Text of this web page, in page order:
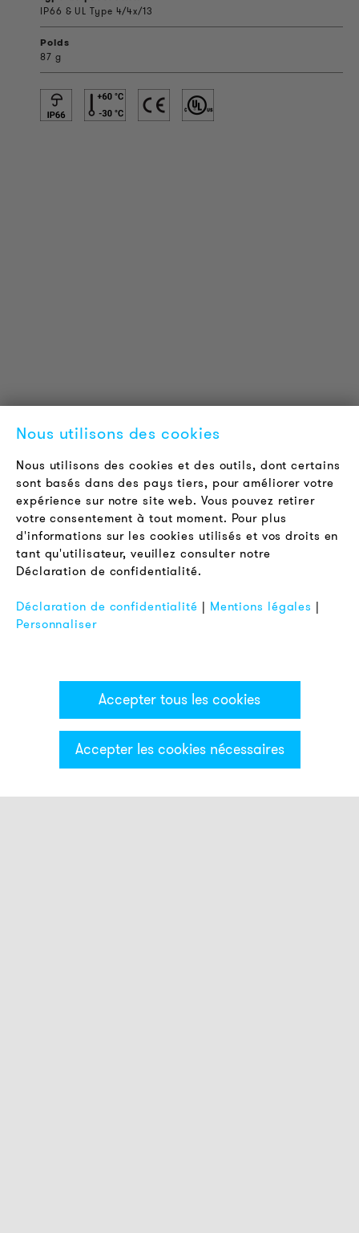
Catégories & Filter
IP66 & UL Type 4/4x/13
Poids
87 g
Offres d'emploi
Newsletter
LÉGAL
Conditions Générales de Vente
Protection des Données
Mentions Légales
Nous utilisons des cookies
Nous utilisons des cookies et des outils, dont certains
sont basés dans des pays tiers, pour améliorer votre
expérience sur notre site web. Vous pouvez retirer
votre consentement à tout moment. Pour plus
d'informations sur les cookies utilisés et vos droits en
tant qu'utilisateur, veuillez consulter notre
Déclaration de confidentialité.
Déclaration de confidentialité | Mentions légales |
Personnaliser
Accepter tous les cookies
Accepter les cookies nécessaires